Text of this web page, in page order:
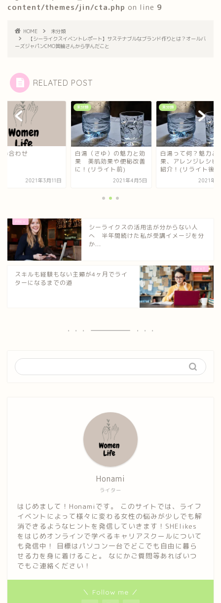
content/themes/jin/cta.php on line 9
HOME
未分類
【シーライクスイベントレポート】サステナブルなブランド作りとは？オールバ
ーズジャパンCMO箕輪さんから学んだこと
RELATED POST
い合わせ
2021年3月11日
未分類
白湯（さゆ）の魅力と効
果 美肌効果や便秘改善
に！(リライト前)
2021年4月5日
未分類
白湯って何？魅力と
果、アレンジレシピ
紹介！(リライト後)
2021年4
シーライクスの活用法が分からない人
へ 半年間続けた私が受講イメージを分
か...
スキルも経験もない主婦が4ヶ月でライ
ターになるまでの道
ライター
Honami
はじめまして！Honamiです。 このサイトでは、ライフ
イベントによって様々に変わる女性の悩みが少しでも解
消できるようなヒントを発信していきます！SHElikes
をはじめオンラインで学べるキャリアスクールについて
も発信中！ 目標はパソコン一台でどこでも自由に暮ら
せる力を身に着けること。 なにかご質問等あればいつ
でもご連絡ください！
＼ Follow me ／